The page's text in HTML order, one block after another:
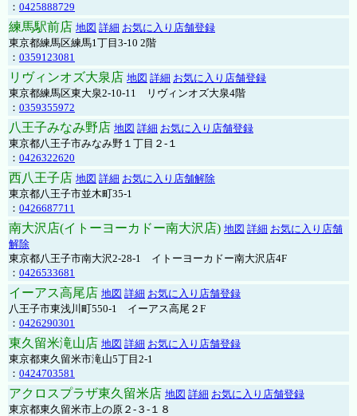
： 0425888729
練馬駅前店 地図 詳細 お気に入り店舗登録
東京都練馬区練馬1丁目3-10 2階
： 0359123081
リヴィンオズ大泉店 地図 詳細 お気に入り店舗登録
東京都練馬区東大泉2-10-11 リヴィンオズ大泉4階
： 0359355972
八王子みなみ野店 地図 詳細 お気に入り店舗登録
東京都八王子市みなみ野１丁目２-１
： 0426322620
西八王子店 地図 詳細 お気に入り店舗解除
東京都八王子市並木町35-1
： 0426687711
南大沢店(イトーヨーカドー南大沢店) 地図 詳細 お気に入り店舗
解除
東京都八王子市南大沢2-28-1 イトーヨーカドー南大沢店4F
： 0426533681
イーアス高尾店 地図 詳細 お気に入り店舗登録
八王子市東浅川町550-1 イーアス高尾２F
： 0426290301
東久留米滝山店 地図 詳細 お気に入り店舗登録
東京都東久留米市滝山5丁目2-1
： 0424703581
アクロスプラザ東久留米店 地図 詳細 お気に入り店舗登録
東京都東久留米市上の原２-３-１８